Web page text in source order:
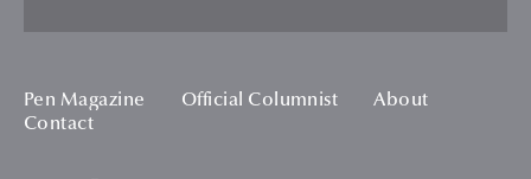
Pen Magazine Official Columnist
About
Contact